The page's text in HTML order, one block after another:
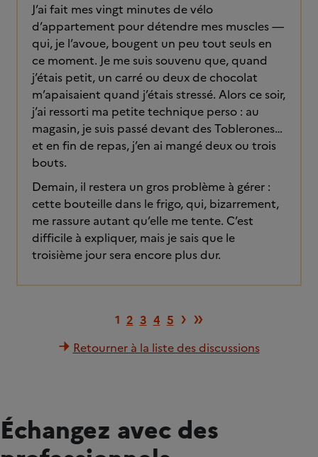
J’ai fait mes vingt minutes de vélo
d’appartement pour détendre mes muscles —
qui, je l’avoue, bougent un peu tout seuls en
ce moment. Je me suis souvenu que, quand
j’étais petit, un carré ou deux de chocolat
m’apaisaient quand j’étais stressé. Alors ce soir,
j’ai ressorti ma petite technique perso : au
magasin, je suis passé devant des Toblerones…
et en fin de repas, j’en ai mangé deux ou trois
bouts.
Demain, il restera un gros problème à gérer :
cette bouteille dans le frigo, qui, bizarrement,
me rassure autant qu’elle me tente. C’est
difficile à expliquer, mais je sais que le
troisième jour sera encore plus dur.
1 2 3 4 5 Page suivante
› Dernière
»
Retourner à la liste des discussions
Échangez avec des